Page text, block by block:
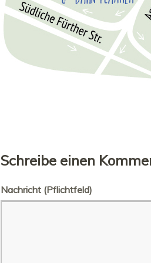
Schreibe einen
Nachricht (Pflichtfeld)